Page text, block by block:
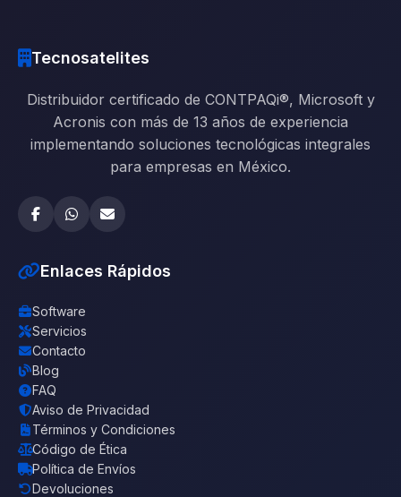
Tecnosatelites
Distribuidor certificado de CONTPAQi®, Microsoft y
Acronis con más de 13 años de experiencia
implementando soluciones tecnológicas integrales
para empresas en México.
Enlaces Rápidos
Software
Servicios
Contacto
Blog
FAQ
Aviso de Privacidad
Términos y Condiciones
Código de Ética
Política de Envíos
Devoluciones